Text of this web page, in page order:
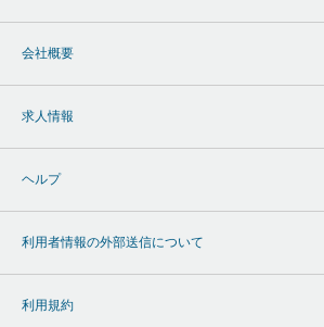
会社概要
求人情報
ヘルプ
利用者情報の外部送信について
利用規約